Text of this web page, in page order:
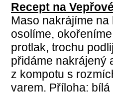
Recept na
Maso nakrájíme
osolíme,
protlak, trochu
přidáme nakrájený
z kompotu s
varem. Příloha: